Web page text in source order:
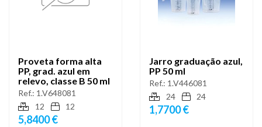
Proveta forma alta
PP, grad. azul em
relevo, classe B 50 ml
Ref.: 1.V648081
12
12
5,8400 €
Jarro graduação azul,
PP 50 ml
Ref.: 1.V446081
24
24
1,7700 €